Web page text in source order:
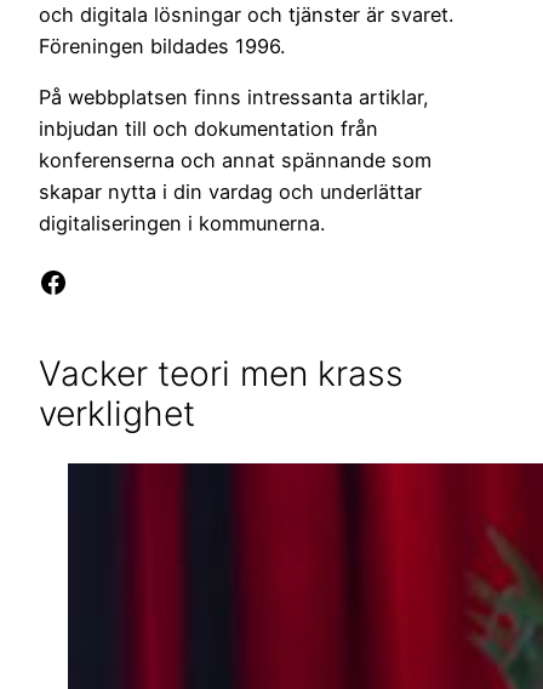
och digitala lösningar och tjänster är svaret.
Föreningen bildades 1996.
På webbplatsen finns intressanta artiklar,
inbjudan till och dokumentation från
konferenserna och annat spännande som
skapar nytta i din vardag och underlättar
digitaliseringen i kommunerna.
Facebook
Vacker teori men krass
verklighet